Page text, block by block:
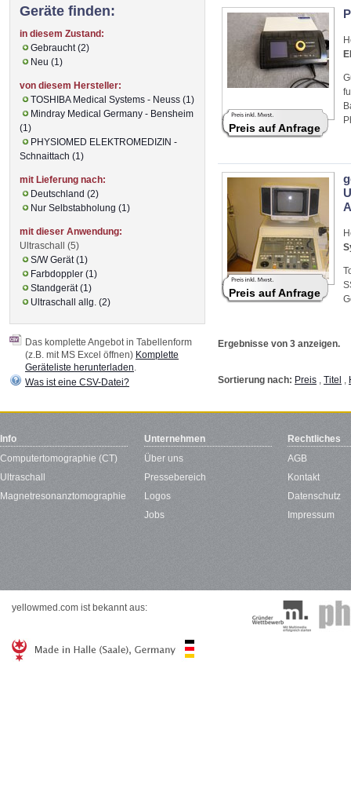
Preis auf Anfrage
A
Preis auf Anfrage
Ergebnisse von 3 anzeigen.
Sortierung nach: Preis , Titel ,
Geräte finden:
in diesem Zustand:
Gebraucht (2)
Neu (1)
von diesem Hersteller:
TOSHIBA Medical Systems - Neuss (1)
Mindray Medical Germany - Bensheim
(1)
PHYSIOMED ELEKTROMEDIZIN -
Schnaittach (1)
mit Lieferung nach:
Deutschland (2)
Nur Selbstabholung (1)
mit dieser Anwendung:
Ultraschall (5)
S/W Gerät (1)
Farbdoppler (1)
Standgerät (1)
Ultraschall allg. (2)
Das komplette Angebot in Tabellenform
(z.B. mit MS Excel öffnen) Komplette
Geräteliste herunterladen
Was ist eine CSV-Datei?
Info
Computertomographie (CT)
Ultraschall
Magnetresonanztomographie
Unternehmen
Über uns
Pressebereich
Logos
Jobs
Rechtliches
AGB
Kontakt
Datenschutz
Impressum
yellowmed.com ist bekannt aus: